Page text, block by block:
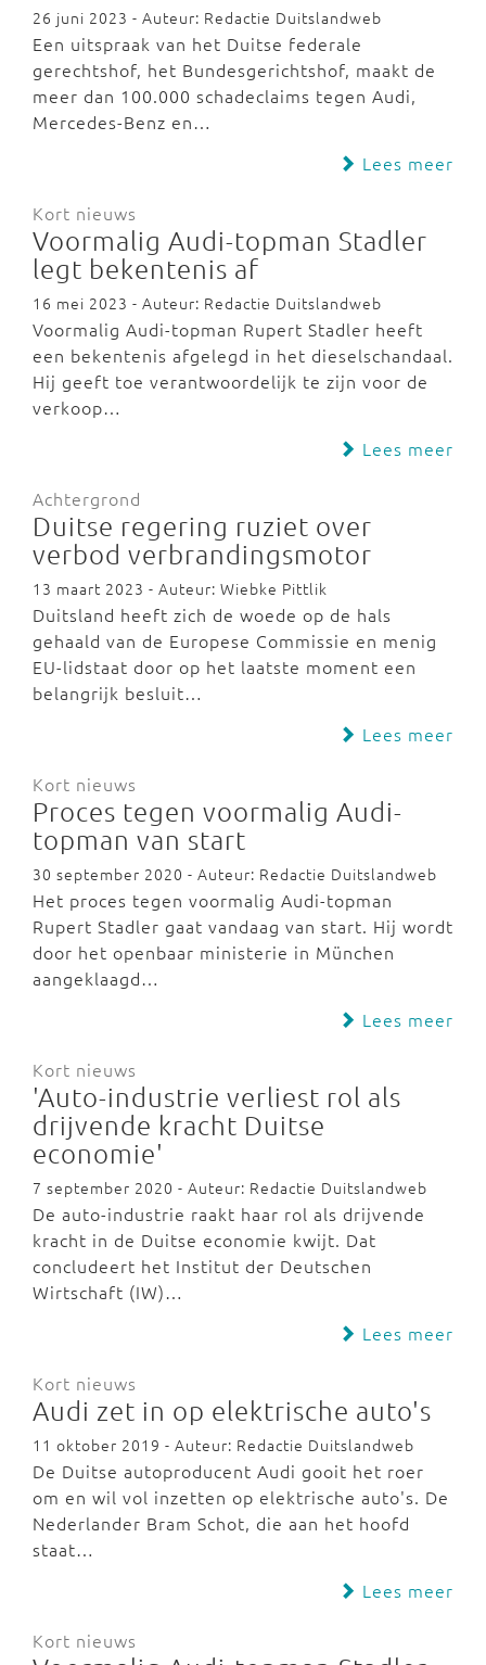
26 juni 2023 - Auteur: Redactie Duitslandweb
Een uitspraak van het Duitse federale
gerechtshof, het Bundesgerichtshof, maakt de
meer dan 100.000 schadeclaims tegen Audi,
Mercedes-Benz en…
Lees meer
Kort nieuws
Voormalig Audi-topman Stadler
legt bekentenis af
16 mei 2023 - Auteur: Redactie Duitslandweb
Voormalig Audi-topman Rupert Stadler heeft
een bekentenis afgelegd in het dieselschandaal.
Hij geeft toe verantwoordelijk te zijn voor de
verkoop…
Lees meer
Achtergrond
Duitse regering ruziet over
verbod verbrandingsmotor
13 maart 2023 - Auteur: Wiebke Pittlik
Duitsland heeft zich de woede op de hals
gehaald van de Europese Commissie en menig
EU-lidstaat door op het laatste moment een
belangrijk besluit…
Lees meer
Kort nieuws
Proces tegen voormalig Audi-
topman van start
30 september 2020 - Auteur: Redactie Duitslandweb
Het proces tegen voormalig Audi-topman
Rupert Stadler gaat vandaag van start. Hij wordt
door het openbaar ministerie in München
aangeklaagd…
Lees meer
Kort nieuws
'Auto-industrie verliest rol als
drijvende kracht Duitse
economie'
7 september 2020 - Auteur: Redactie Duitslandweb
De auto-industrie raakt haar rol als drijvende
kracht in de Duitse economie kwijt. Dat
concludeert het Institut der Deutschen
Wirtschaft (IW)…
Lees meer
Kort nieuws
Audi zet in op elektrische auto's
11 oktober 2019 - Auteur: Redactie Duitslandweb
De Duitse autoproducent Audi gooit het roer
om en wil vol inzetten op elektrische auto's. De
Nederlander Bram Schot, die aan het hoofd
staat…
Lees meer
Kort nieuws